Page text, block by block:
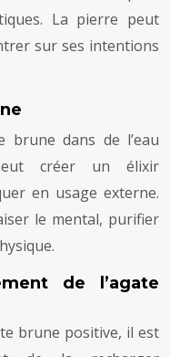
La pierre peut
sur ses intentions
brune dans de l’eau
créer un élixir
en usage externe.
le mental, purifier
de l’agate
brune positive, il est